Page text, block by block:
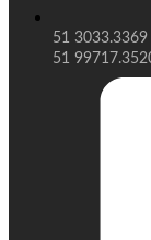
51
51